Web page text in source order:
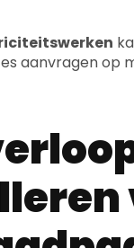
aanvragen op